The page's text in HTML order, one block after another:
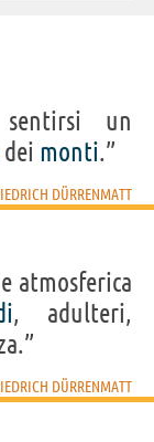
un
dei monti.”
DÜRRENMATT
atmosferica
, adulteri,
DÜRRENMATT